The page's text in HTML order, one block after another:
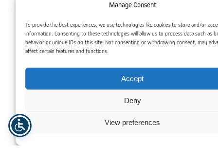
Manage Consent
To provide the best experiences, we use technologies like cookies to store and/or
information. Consenting to these technologies will allow us to process data such as
behavior or unique IDs on this site. Not consenting or withdrawing consent, may
affect certain features and functions.
Accept
Deny
View preferences